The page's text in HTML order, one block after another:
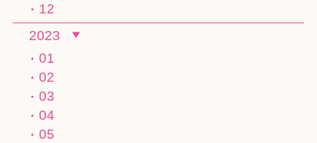
12
2023
01
02
03
04
05